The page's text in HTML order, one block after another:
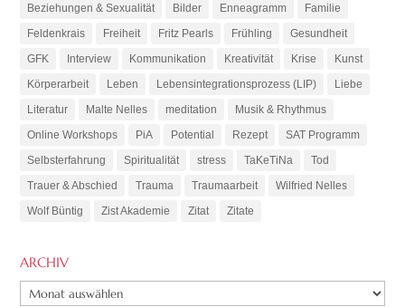
Beziehungen & Sexualität
Bilder Enneagramm
Familie
Feldenkrais
Freiheit Fritz Pearls Frühling
Gesundheit
GFK
Interview Kommunikation Kreativität Krise
Kunst
Körperarbeit
Leben Lebensintegrationsprozess (LIP)
Liebe
Literatur
Malte Nelles meditation
Musik & Rhythmus
Online Workshops
PiA Potential Rezept
SAT Programm
Selbsterfahrung
Spiritualität stress TaKeTiNa
Tod
Trauer & Abschied
Trauma Traumaarbeit
Wilfried Nelles
Wolf Büntig
Zist Akademie Zitat Zitate
ARCHIV
ARCHIV